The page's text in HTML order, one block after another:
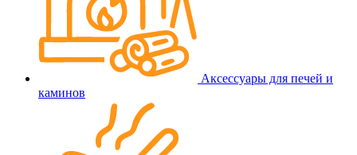
Аксессуары для печей и
каминов